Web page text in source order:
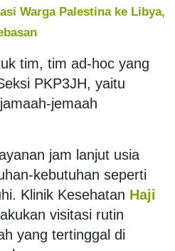
Warga Palestina ke Libya,
tim, tim ad-hoc yang
PKP3JH, yaitu
jemaah
jam lanjut usia
kebutuhan seperti
Klinik Kesehatan Haji
visitasi rutin
yang tertinggal di